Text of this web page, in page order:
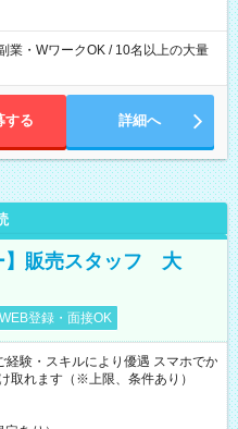
業・WワークOK / 10名以上の大量
する 詳細へ
】販売スタッフ 大
WEB登録・面接OK
験・スキルにより優遇 スマホでか
取れます（※上限、条件あり）